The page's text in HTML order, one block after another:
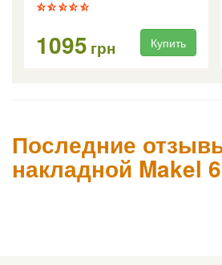
1095 грн Купить
Последние
накладной Makel